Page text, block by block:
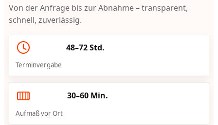
Von der Anfrage bis zur Abnahme – transparent,
schnell, zuverlässig.
48–72 Std.
Terminvergabe
30–60 Min.
Aufmaß vor Ort